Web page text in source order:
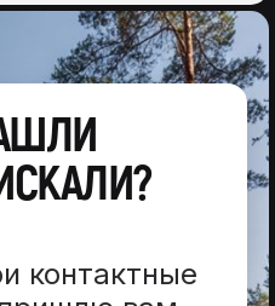
контактные